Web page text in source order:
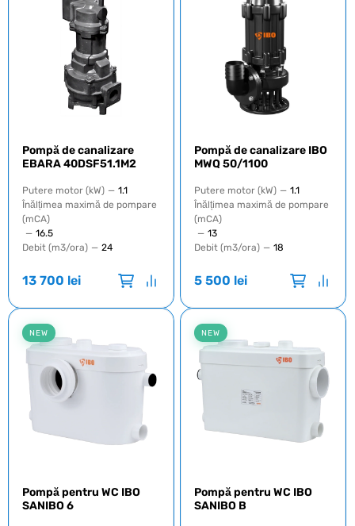
Pompă de canalizare
EBARA 40DSF51.1M2
Putere motor (kW) — 1.1
Înălțimea maximă de pompare
(mCA)
— 16.5
Debit (m3/ora) — 24
13 700 lei
Pompă de canalizare IBO
MWQ 50/1100
Putere motor (kW) — 1.1
Înălțimea maximă de pompare
(mCA)
— 13
Debit (m3/ora) — 18
5 500 lei
NEW
Pompă pentru WC IBO
SANIBO 6
NEW
Pompă pentru WC IBO
SANIBO B